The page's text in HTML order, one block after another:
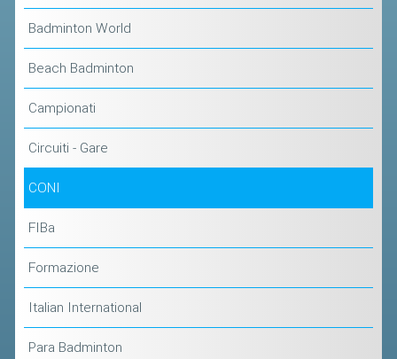
Badminton World
Beach Badminton
Campionati
Circuiti - Gare
CONI
FIBa
Formazione
Italian International
Para Badminton
LINE
CAMPIONATI A SQUADRE